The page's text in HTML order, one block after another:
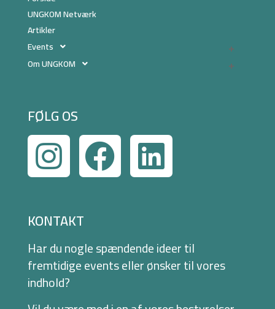
UNGKOM Netværk
Artikler
Events
Om UNGKOM
FØLG OS
KONTAKT
Har du nogle spændende ideer til
fremtidige events eller ønsker til vores
indhold?